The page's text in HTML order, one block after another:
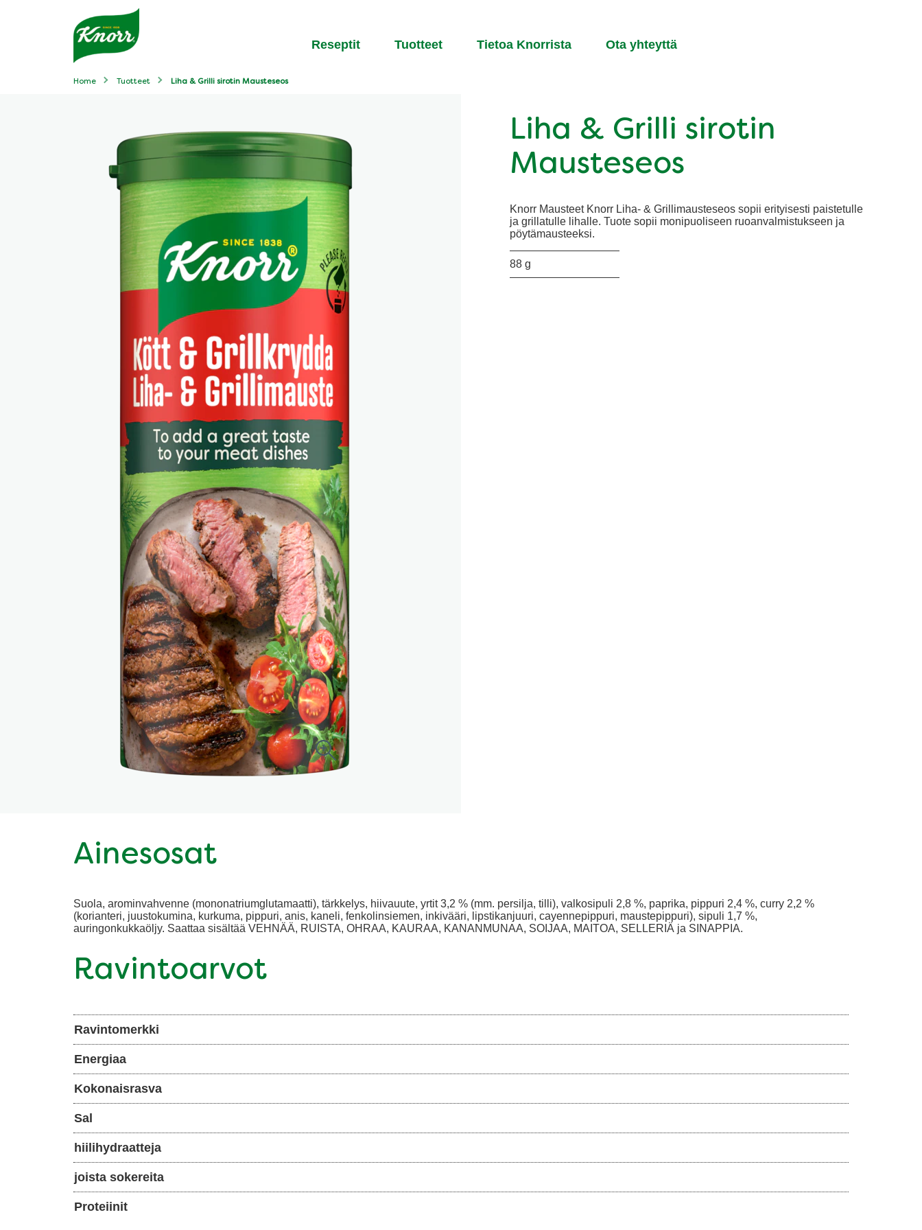
Reseptit Tuotteet Tietoa Knorrista​ Ota yhteyttä
Home Tuotteet Liha & Grilli sirotin Mausteseos
Liha & Grilli sirotin
Mausteseos
Knorr Mausteet Knorr Liha- & Grillimausteseos sopii erityisesti paistetulle
ja grillatulle lihalle. Tuote sopii monipuoliseen ruoanvalmistukseen ja
pöytämausteeksi.
88 g
Ainesosat
Suola, arominvahvenne (mononatriumglutamaatti), tärkkelys, hiivauute, yrtit 3,2 % (mm. persilja, tilli), valkosipuli 2,8 %, paprika, pippuri 2,4 %, curry 2,2 %
(korianteri, juustokumina, kurkuma, pippuri, anis, kaneli, fenkolinsiemen, inkivääri, lipstikanjuuri, cayennepippuri, maustepippuri), sipuli 1,7 %,
auringonkukkaöljy. Saattaa sisältää VEHNÄÄ, RUISTA, OHRAA, KAURAA, KANANMUNAA, SOIJAA, MAITOA, SELLERIÄ ja SINAPPIA.
Ravintoarvot
Ravintomerkki
Energiaa
Kokonaisrasva
Sal
hiilihydraatteja
joista sokereita
Proteiinit